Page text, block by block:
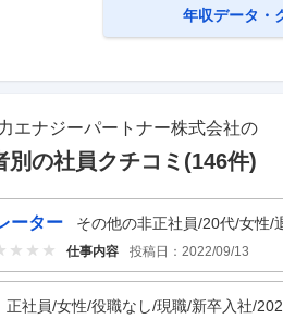
年収データ・
エナジーパートナー株式会社の
別の社員クチコミ(146件)
ーター その他の非正社員/20代/女性/
仕事内容 投稿日： 2022/09/13
正社員/女性/役職なし/現職/新卒入社/